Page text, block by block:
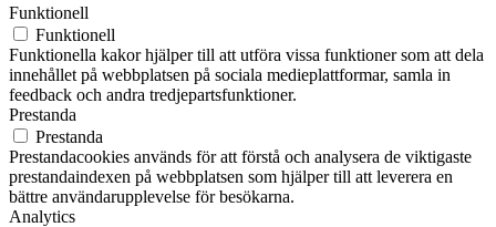
Funktionell
Funktionell
Funktionella kakor hjälper till att utföra vissa funktioner som att dela
innehållet på webbplatsen på sociala medieplattformar, samla in
feedback och andra tredjepartsfunktioner.
Prestanda
Prestanda
Prestandacookies används för att förstå och analysera de viktigaste
prestandaindexen på webbplatsen som hjälper till att leverera en
bättre användarupplevelse för besökarna.
Analytics